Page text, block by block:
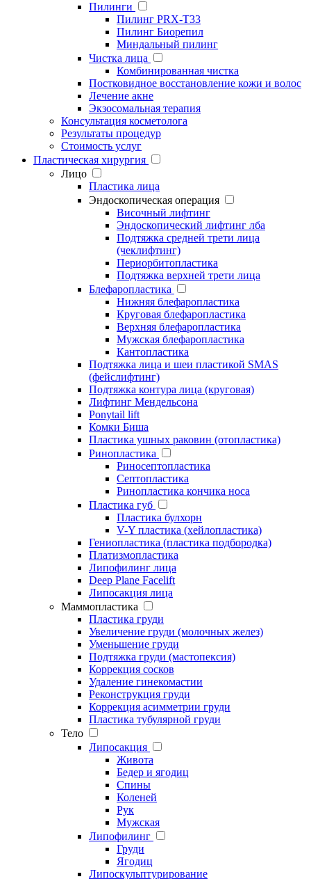
Пилинги
Пилинг PRX-T33
Пилинг Биорепил
Миндальный пилинг
Чистка лица
Комбинированная чистка
Постковидное восстановление кожи и волос
Лечение акне
Экзосомальная терапия
Консультация косметолога
Результаты процедур
Стоимость услуг
Пластическая хирургия
Лицо
Пластика лица
Эндоскопическая операция
Височный лифтинг
Эндоскопический лифтинг лба
Подтяжка средней трети лица
(чеклифтинг)
Периорбитопластика
Подтяжка верхней трети лица
Блефаропластика
Нижняя блефаропластика
Круговая блефаропластика
Верхняя блефаропластика
Мужская блефаропластика
Кантопластика
Подтяжка лица и шеи пластикой SMAS
(фейслифтинг)
Подтяжка контура лица (круговая)
Лифтинг Мендельсона
Ponytail lift
Комки Биша
Пластика ушных раковин (отопластика)
Ринопластика
Риносептопластика
Септопластика
Ринопластика кончика носа
Пластика губ
Пластика булхорн
V-Y пластика (хейлопластика)
Гениопластика (пластика подбородка)
Платизмопластика
Липофилинг лица
Deep Plane Facelift
Липосакция лица
Маммопластика
Пластика груди
Увеличение груди (молочных желез)
Уменьшение груди
Подтяжка груди (мастопексия)
Коррекция сосков
Удаление гинекомастии
Реконструкция груди
Коррекция асимметрии груди
Пластика тубулярной груди
Тело
Липосакция
Живота
Бедер и ягодиц
Спины
Коленей
Рук
Мужская
Липофилинг
Груди
Ягодиц
Липоскульптурирование